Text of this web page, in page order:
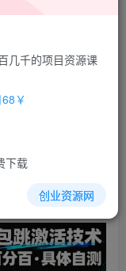
更省钱，可保存购
分百，具体自测
几千的项目资源课
￥
下载
创业资源网